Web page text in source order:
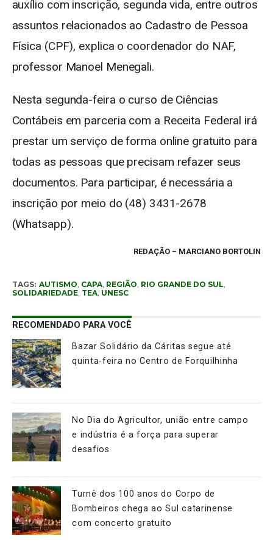
auxílio com inscrição, segunda vida, entre outros
assuntos relacionados ao Cadastro de Pessoa
Física (CPF), explica o coordenador do NAF,
professor Manoel Menegali.
Nesta segunda-feira o curso de Ciências
Contábeis em parceria com a Receita Federal irá
prestar um serviço de forma online gratuito para
todas as pessoas que precisam refazer seus
documentos. Para participar, é necessária a
inscrição por meio do (48) 3431-2678
(Whatsapp).
REDAÇÃO – MARCIANO BORTOLIN
TAGS: AUTISMO CAPA, REGIÃO RIO GRANDE DO SUL
SOLIDARIEDADE, TEA, UNESC
RECOMENDADO PARA VOCÊ
Bazar Solidário da Cáritas segue até
quinta-feira no Centro de Forquilhinha
No Dia do Agricultor, união entre campo
e indústria é a força para superar
desafios
Turnê dos 100 anos do Corpo de
Bombeiros chega ao Sul catarinense
com concerto gratuito